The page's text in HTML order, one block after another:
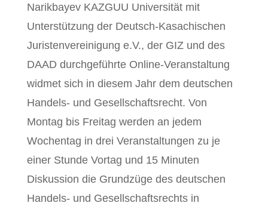
Narikbayev KAZGUU Universität mit
Unterstützung der Deutsch-Kasachischen
Juristenvereinigung e.V., der GIZ und des
DAAD durchgeführte Online-Veranstaltung
widmet sich in diesem Jahr dem deutschen
Handels- und Gesellschaftsrecht. Von
Montag bis Freitag werden an jedem
Wochentag in drei Veranstaltungen zu je
einer Stunde Vortag und 15 Minuten
Diskussion die Grundzüge des deutschen
Handels- und Gesellschaftsrechts in